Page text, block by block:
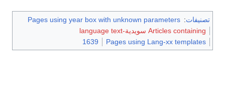
تصنيفات:
Pages using year box with unknown parameters
Articles containing سويدية-language text
Pages using Lang-xx templates
1639